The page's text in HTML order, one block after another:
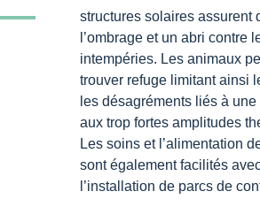
structures solaires assurent
l’ombrage et un abri contre
intempéries. Les animaux
trouver refuge limitant ainsi
les désagréments liés à
aux trop fortes amplitudes
Les soins et l’alimentation
sont également facilités
l’installation de parcs de